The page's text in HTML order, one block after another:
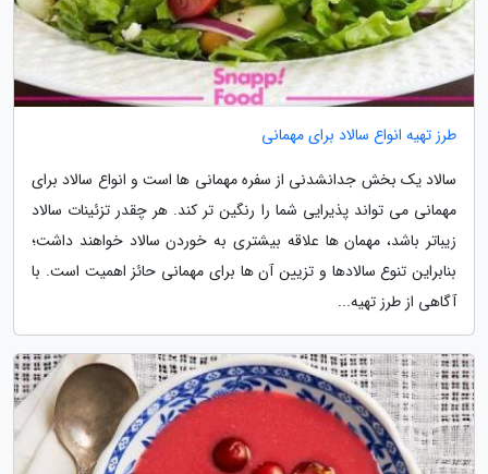
طرز تهیه انواع سالاد برای مهمانی
سالاد یک بخش جدانشدنی از سفره مهمانی ها است و انواع سالاد برای
مهمانی می تواند پذیرایی شما را رنگین تر کند. هر چقدر تزئینات سالاد
زیباتر باشد، مهمان ها علاقه بیشتری به خوردن سالاد خواهند داشت؛
بنابراین تنوع سالادها و تزیین آن ها برای مهمانی حائز اهمیت است. با
آگاهی از طرز تهیه...